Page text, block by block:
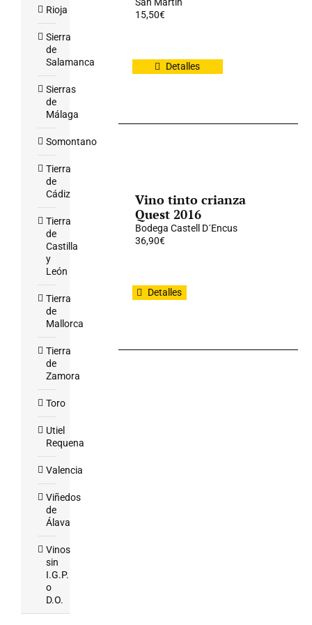
15,50€
Detalles
Vino tinto crianza
Quest 2016
Bodega Castell D´Encus
36,90€
Detalles
Rioja
Sierra
de
Salamanca
Sierras
de
Málaga
Somontano
Tierra
de
Cádiz
Tierra
de
Castilla
y
León
Tierra
de
Mallorca
Tierra
de
Zamora
Toro
Utiel
Requena
Valencia
Viñedos
de
Álava
Vinos
sin
I.G.P.
o
D.O.